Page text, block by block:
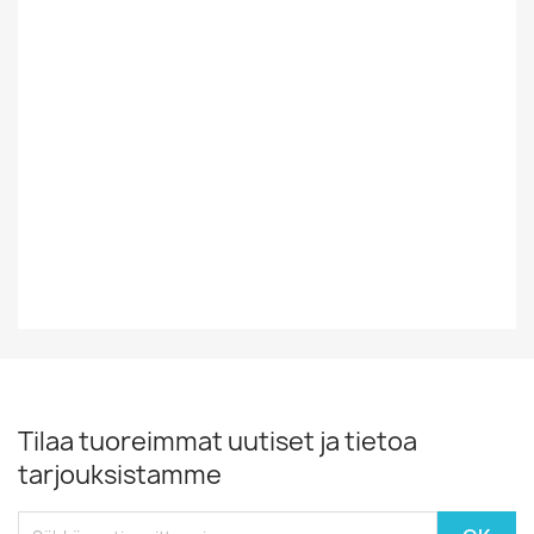
Tilaa tuoreimmat uutiset ja tietoa
tarjouksistamme